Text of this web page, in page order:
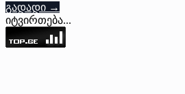
გადადი →
იტვირთება...